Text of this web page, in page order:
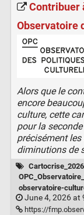
Contribuer
Observatoire
Alors que le
encore
culture, cette
pour la
précisément
diminutions de
Cartocrise_2026
observatoire-
June 4, 2026 at
https://fmp.observatoire-